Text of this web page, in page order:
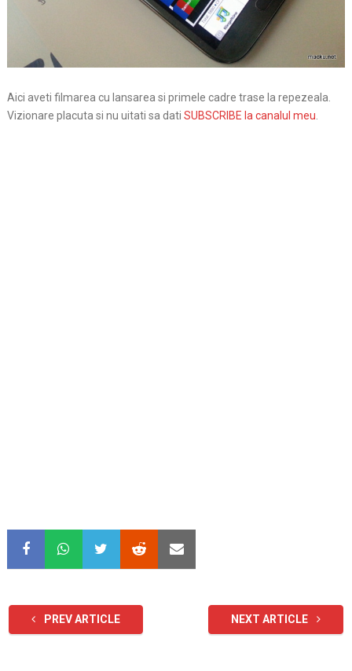
Aici aveti filmarea cu lansarea si primele cadre trase la repezeala.
Vizionare placuta si nu uitati sa dati SUBSCRIBE la canalul meu.
PREV ARTICLE NEXT ARTICLE